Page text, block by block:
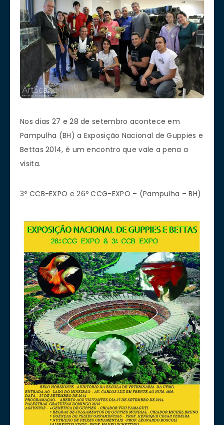
Nos dias 27 e 28 de setembro acontece em
Pampulha (BH) a Exposição Nacional de Guppies e
Bettas 2014, é um encontro que vale a pena a
visita.
3º CCB-EXPO e 26º CCG-EXPO – (Pampulha – BH)